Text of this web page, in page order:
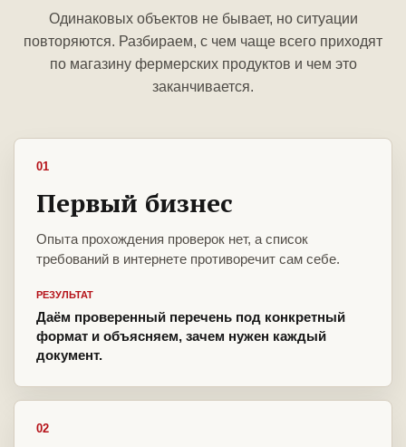
Одинаковых объектов не бывает, но ситуации
повторяются. Разбираем, с чем чаще всего приходят
по магазину фермерских продуктов и чем это
заканчивается.
01
Первый бизнес
Опыта прохождения проверок нет, а список
требований в интернете противоречит сам себе.
РЕЗУЛЬТАТ
Даём проверенный перечень под конкретный
формат и объясняем, зачем нужен каждый
документ.
02